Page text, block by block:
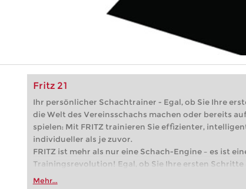
Fritz 21
Ihr persönlicher Schachtrainer - Egal, ob Sie Ihre
die Welt des Vereinsschachs machen oder bereits
spielen: Mit FRITZ trainieren Sie effizienter,
individueller als je zuvor.
FRITZ ist mehr als nur eine Schach-Engine – es ist
Trainingsrevolution! Egal, ob Sie Ihre ersten Schritte
Vereinsschachs machen oder bereits auf
Mehr...